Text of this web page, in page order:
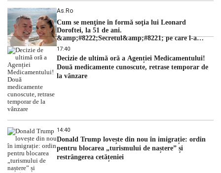
As.ro
Cum se menţine în formă soţia lui Leonard
Doroftei, la 51 de ani.
&amp;#8222;Secretul&amp;#8221; pe care l-a
dezvăluit
17:40
Decizie de ultimă oră a Agenției Medicamentului!
Două medicamente cunoscute, retrase temporar de
la vânzare
14:40
Donald Trump lovește din nou în imigrație: ordin
pentru blocarea „turismului de naștere” și
restrângerea cetățeniei